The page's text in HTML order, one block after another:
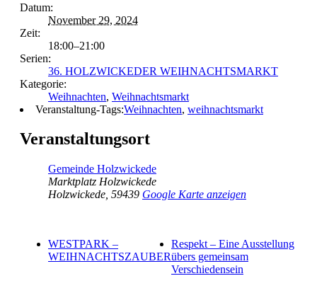
Datum:
November 29, 2024
Zeit:
18:00–21:00
Serien:
36. HOLZWICKEDER WEIHNACHTSMARKT
Kategorie:
Weihnachten, Weihnachtsmarkt
Veranstaltung-Tags:Weihnachten, weihnachtsmarkt
Veranstaltungsort
Gemeinde Holzwickede
Marktplatz Holzwickede
Holzwickede 59439 Google Karte anzeigen
WESTPARK –
WEIHNACHTSZAUBER
Respekt – Eine Ausstellung
übers gemeinsam
Verschiedensein